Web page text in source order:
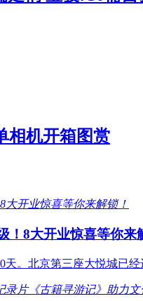
相机开箱图赏
！8大开业惊喜等你来
天。北京第三座大悦城已